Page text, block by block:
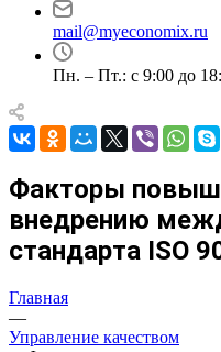
mail@myeconomix.ru
Пн. – Пт.: с 9:00 до
Факторы
внедрению
стандарта ISO
Главная
—
Управление качеством